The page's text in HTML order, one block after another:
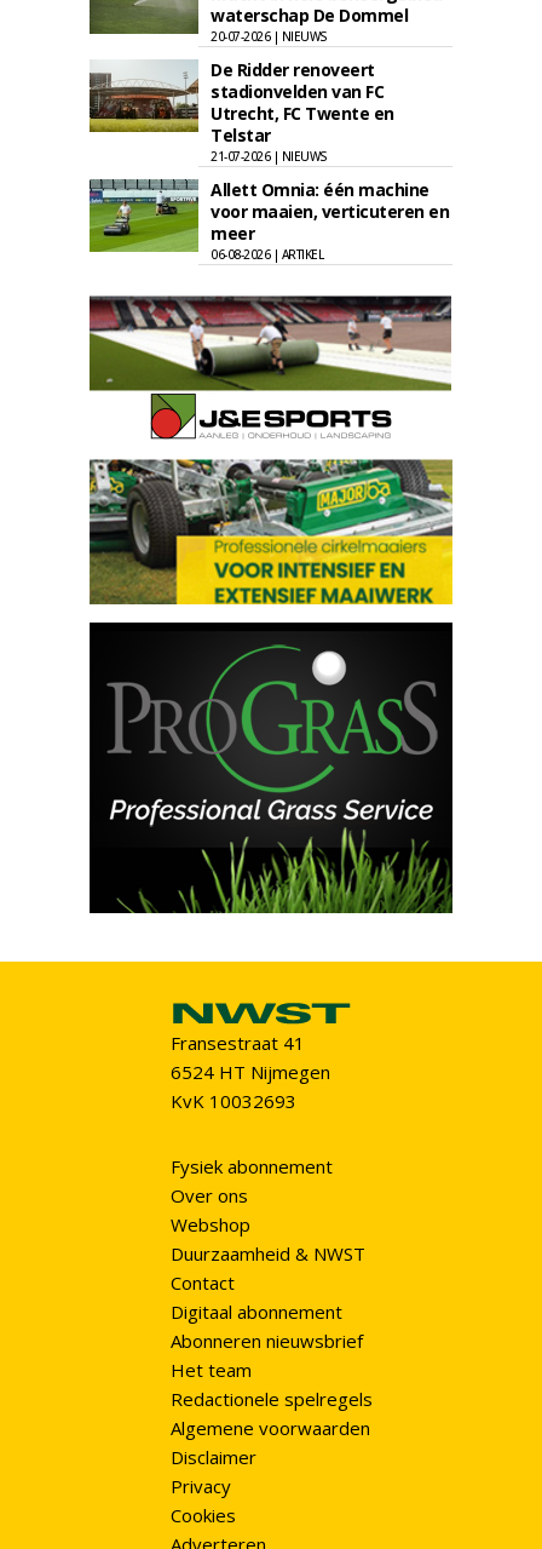
waterschap De Dommel
20-07-2026 | NIEUWS
De Ridder renoveert
stadionvelden van FC
Utrecht, FC Twente en
Telstar
21-07-2026 | NIEUWS
Allett Omnia: één machine
voor maaien, verticuteren en
meer
06-08-2026 | ARTIKEL
Fransestraat 41
6524 HT Nijmegen
KvK 10032693
Fysiek abonnement
Over ons
Webshop
Duurzaamheid & NWST
Contact
Digitaal abonnement
Abonneren nieuwsbrief
Het team
Redactionele spelregels
Algemene voorwaarden
Disclaimer
Privacy
Cookies